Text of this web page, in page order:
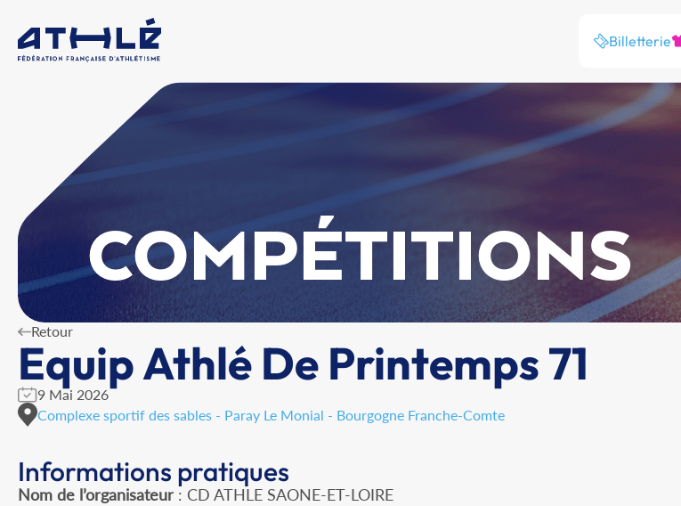
Billetterie
COMPÉTITIONS
Retour
Equip Athlé De Printemps 71
9 Mai 2026
Complexe sportif des sables - Paray Le Monial - Bourgogne Franche-Comte
Informations pratiques
Nom de l’organisateur : CD ATHLE SAONE-ET-LOIRE